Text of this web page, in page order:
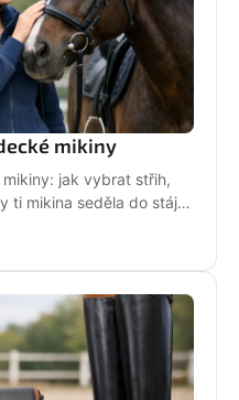
mikiny
jak vybrat střih,
ti mikina seděla do stáje,